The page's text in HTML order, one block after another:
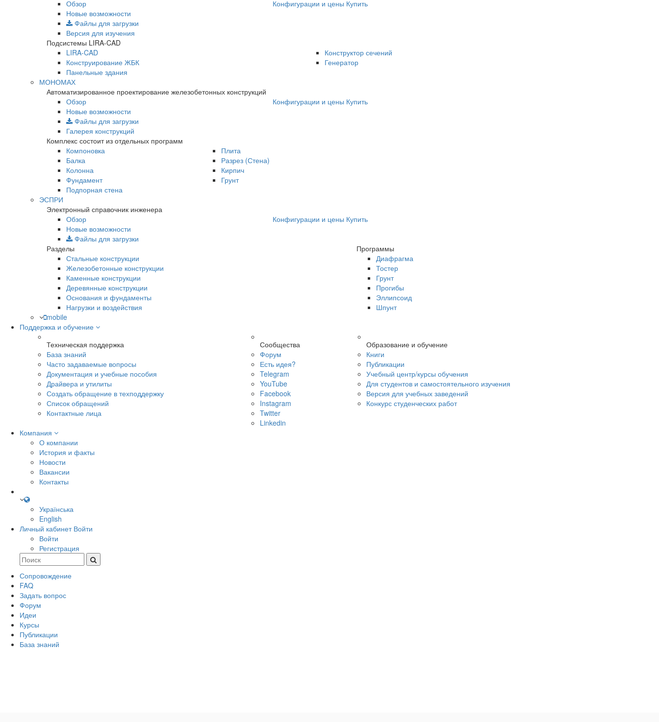
Обзор
Новые возможности
Файлы для загрузки
Версия для изучения
Конфигурации и цены Купить
Подсистемы LIRA-CAD
LIRA-CAD
Конструирование ЖБК
Панельные здания
Конструктор сечений
Генератор
МОНОМАХ
Автоматизированное проектирование железобетонных конструкций
Обзор
Новые возможности
Файлы для загрузки
Галерея конструкций
Конфигурации и цены Купить
Комплекс состоит из отдельных программ
Компоновка
Балка
Колонна
Фундамент
Подпорная стена
Плита
Разрез (Стена)
Кирпич
Грунт
ЭСПРИ
Электронный справочник инженера
Обзор
Новые возможности
Файлы для загрузки
Конфигурации и цены Купить
Разделы
Программы
Стальные конструкции
Железобетонные конструкции
Каменные конструкции
Деревянные конструкции
Основания и фундаменты
Нагрузки и воздействия
Диафрагма
Тостер
Грунт
Прогибы
Эллипсоид
Шпунт
mobile
Поддержка и обучение
Техническая поддержка
База знаний
Часто задаваемые вопросы
Документация и учебные пособия
Драйвера и утилиты
Создать обращение в техподдержку
Список обращений
Контактные лица
Сообщества
Форум
Есть идея?
Telegram
YouTube
Facebook
Instagram
Twitter
Linkedin
Образование и обучение
Книги
Публикации
Учебный центр/курсы обучения
Для студентов и самостоятельного изучения
Версия для учебных заведений
Конкурс студенческих работ
Компания
О компании
История и факты
Новости
Вакансии
Контакты
Українська
English
Личный кабинет Войти
Войти
Регистрация
Сопровождение
FAQ
Задать вопрос
Форум
Идеи
Курсы
Публикации
База знаний